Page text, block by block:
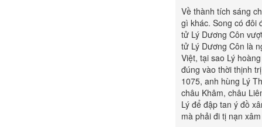
Về thành tích sáng
gì khác. Song có đôi
tử Lý Dương Côn
tử Lý Dương Côn là
Việt, tại sao Lý
đúng vào thời thịnh
1075, anh hùng Lý
châu Khâm, châu
Lý để đập tan ý đồ
mà phải đi tị nạn